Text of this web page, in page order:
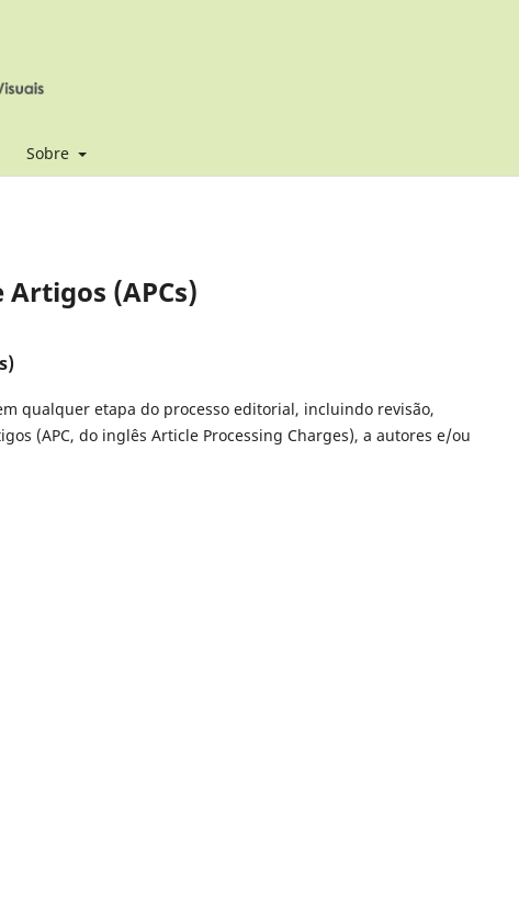
Sobre
(APCs)
qualquer etapa do processo editorial, incluindo revisão,
(APC, do inglês Article Processing Charges), a autores e/ou